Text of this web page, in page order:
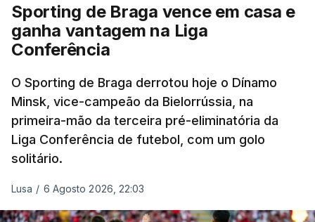
Sporting de Braga vence em casa e
ganha vantagem na Liga
Conferência
O Sporting de Braga derrotou hoje o Dínamo
Minsk, vice-campeão da Bielorrússia, na
primeira-mão da terceira pré-eliminatória da
Liga Conferência de futebol, com um golo
solitário.
Lusa / 6 Agosto 2026, 22:03